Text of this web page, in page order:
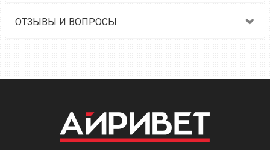
ОТЗЫВЫ И ВОПРОСЫ